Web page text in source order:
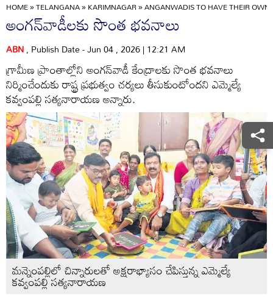
HOME»TELANGANA»KARIMNAGAR»ANGANWADIS TO HAVE THEIR
అంగన్‌వాడీలకు సొంత భవనాలు
ABN, Publish Date - Jun 04 , 2026 | 12:21 AM
గ్రామీణ ప్రాంతాల్లోని అంగన్‌వాడీ కేంద్రాలకు సొంత భవనాలు
నిర్మించేందుకు రాష్ట్ర ప్రభుత్వం చర్యలు తీసుకుంటోందని ఎమ్మెల్యే
కవ్వంపల్లి సత్యనారాయణ అన్నారు.
మన్నెంపల్లిలో చిన్నారులతో అక్షరాభ్యాసం చేపిస్తున్న ఎమ్మెల్యే
కవ్వంపల్లి సత్యనారాయణ